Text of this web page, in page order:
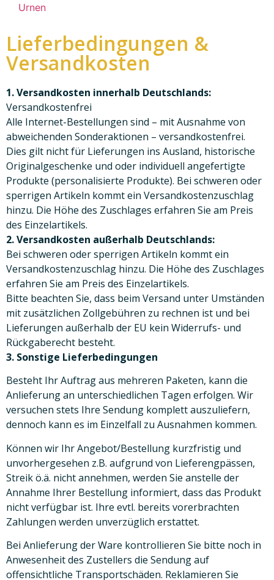
Urnen
Lieferbedingungen &
Versandkosten
1. Versandkosten innerhalb Deutschlands:
Versandkostenfrei
Alle Internet-Bestellungen sind – mit Ausnahme von
abweichenden Sonderaktionen – versandkostenfrei.
Dies gilt nicht für Lieferungen ins Ausland, historische
Originalgeschenke und oder individuell angefertigte
Produkte (personalisierte Produkte). Bei schweren oder
sperrigen Artikeln kommt ein Versandkostenzuschlag
hinzu. Die Höhe des Zuschlages erfahren Sie am Preis
des Einzelartikels.
2. Versandkosten außerhalb Deutschlands:
Bei schweren oder sperrigen Artikeln kommt ein
Versandkostenzuschlag hinzu. Die Höhe des Zuschlages
erfahren Sie am Preis des Einzelartikels.
Bitte beachten Sie, dass beim Versand unter Umständen
mit zusätzlichen Zollgebühren zu rechnen ist und bei
Lieferungen außerhalb der EU kein Widerrufs- und
Rückgaberecht besteht.
3. Sonstige Lieferbedingungen
Besteht Ihr Auftrag aus mehreren Paketen, kann die
Anlieferung an unterschiedlichen Tagen erfolgen. Wir
versuchen stets Ihre Sendung komplett auszuliefern,
dennoch kann es im Einzelfall zu Ausnahmen kommen.
Können wir Ihr Angebot/Bestellung kurzfristig und
unvorhergesehen z.B. aufgrund von Lieferengpässen,
Streik ö.ä. nicht annehmen, werden Sie anstelle der
Annahme Ihrer Bestellung informiert, dass das Produkt
nicht verfügbar ist. Ihre evtl. bereits vorerbrachten
Zahlungen werden unverzüglich erstattet.
Bei Anlieferung der Ware kontrollieren Sie bitte noch in
Anwesenheit des Zustellers die Sendung auf
offensichtliche Transportschäden. Reklamieren Sie